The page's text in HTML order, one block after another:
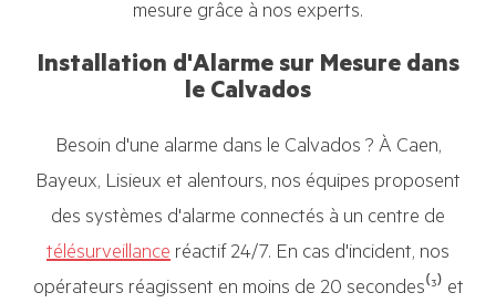
mesure grâce à nos experts.
Installation d'Alarme sur Mesure dans
le Calvados
Besoin d'une alarme dans le Calvados ? À Caen,
Bayeux, Lisieux et alentours, nos équipes proposent
des systèmes d'alarme connectés à un centre de
télésurveillance réactif 24/7. En cas d'incident, nos
opérateurs réagissent en moins de 20 secondes⁽³⁾ et